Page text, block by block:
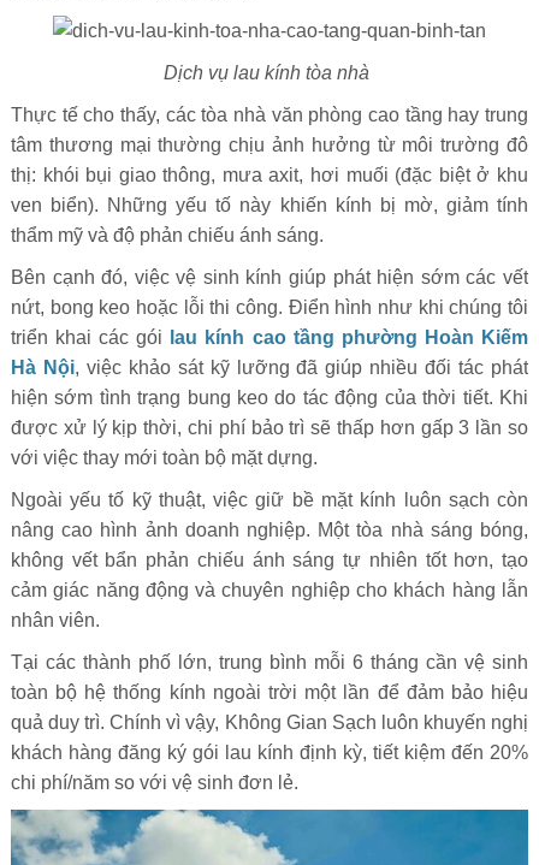
Dịch vụ lau kính tòa nhà
Thực tế cho thấy, các tòa nhà văn phòng cao tầng hay trung
tâm thương mại thường chịu ảnh hưởng từ môi trường đô
thị: khói bụi giao thông, mưa axit, hơi muối (đặc biệt ở khu
ven biển). Những yếu tố này khiến kính bị mờ, giảm tính
thẩm mỹ và độ phản chiếu ánh sáng.
Bên cạnh đó, việc vệ sinh kính giúp phát hiện sớm các vết
nứt, bong keo hoặc lỗi thi công. Điển hình như khi chúng tôi
triển khai các gói
lau kính cao tầng phường Hoàn Kiếm
Hà Nội, việc khảo sát kỹ lưỡng đã giúp nhiều đối tác phát
hiện sớm tình trạng bung keo do tác động của thời tiết. Khi
được xử lý kịp thời, chi phí bảo trì sẽ thấp hơn gấp 3 lần so
với việc thay mới toàn bộ mặt dựng.
Ngoài yếu tố kỹ thuật, việc giữ bề mặt kính luôn sạch còn
nâng cao hình ảnh doanh nghiệp. Một tòa nhà sáng bóng,
không vết bẩn phản chiếu ánh sáng tự nhiên tốt hơn, tạo
cảm giác năng động và chuyên nghiệp cho khách hàng lẫn
nhân viên.
Tại các thành phố lớn, trung bình mỗi 6 tháng cần vệ sinh
toàn bộ hệ thống kính ngoài trời một lần để đảm bảo hiệu
quả duy trì. Chính vì vậy, Không Gian Sạch luôn khuyến nghị
khách hàng đăng ký gói lau kính định kỳ, tiết kiệm đến 20%
chi phí/năm so với vệ sinh đơn lẻ.